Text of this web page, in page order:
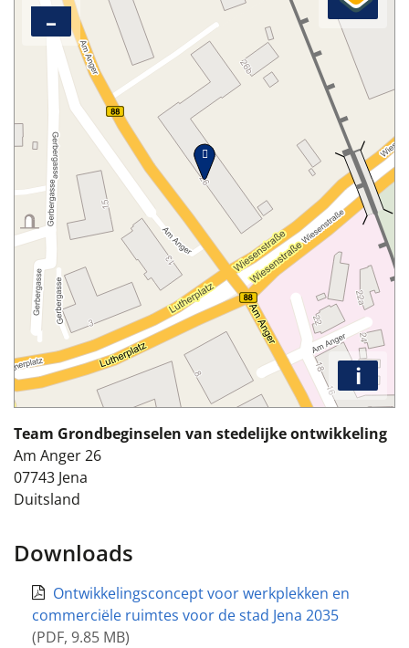
–
i
Team Grondbeginselen van stedelijke ontwikkeling
Am Anger 26
07743 Jena
Duitsland
Downloads
Ontwikkelingsconcept voor werkplekken en
commerciële ruimtes voor de stad Jena 2035
(PDF, 9.85 MB)